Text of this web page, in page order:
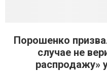
Порошенко
случае не
распродажу»